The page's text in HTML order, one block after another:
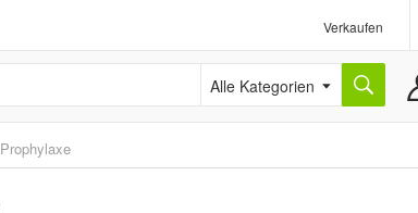
Verkaufen
Alle Kategorien
Prophylaxe